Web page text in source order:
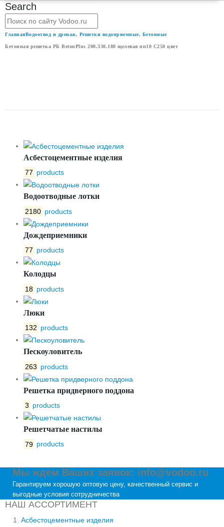
Search
ГлавнаяВодоотвод и дренаж, Решетки водоприемные, Бетонные
Бетонная решетка РБ BetonPlus 200.330.180 щелевая пп10 С250 цвет
Асбестоцементные изделия
77 products
Водоотводные лотки
2180 products
Дождеприемники
77 products
Колодцы
18 products
Люки
132 products
Пескоуловитель
263 products
Решетка придверного поддона
3 products
Решетчатые настилы
79 products
Мы ждём Ваших заявок: info@vodoo.ru
Гарантируем хорошую оптовую цену, качественный сервис и
выгодные условия сотрудничества
НАШ АССОРТИМЕНТ
Асбестоцементные изделия